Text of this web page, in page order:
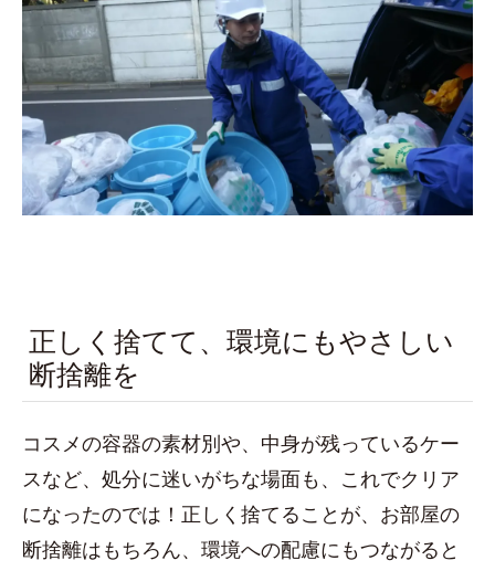
正しく捨てて、環境にもやさしい
断捨離を
コスメの容器の素材別や、中身が残っているケー
スなど、処分に迷いがちな場面も、これでクリア
になったのでは！正しく捨てることが、お部屋の
断捨離はもちろん、環境への配慮にもつながると